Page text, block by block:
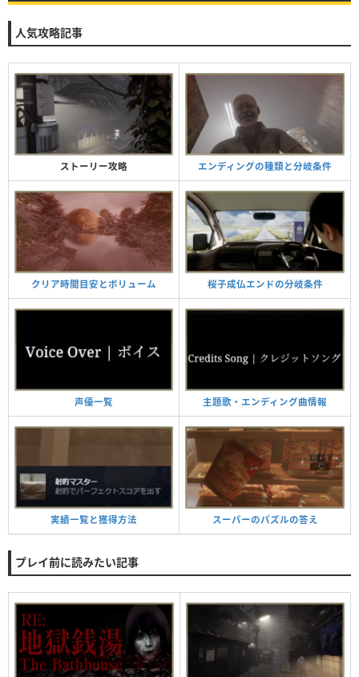
人気攻略記事
ストーリー攻略 エンディングの種類と分岐条件
クリア時間目安とボリューム 桜子成仏エンドの分岐条件
声優一覧 主題歌・エンディング曲情報
実績一覧と獲得方法 スーパーのパズルの答え
プレイ前に読みたい記事